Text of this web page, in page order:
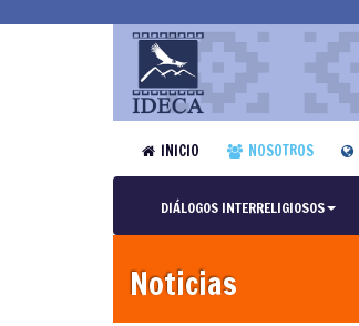
INICIO NOSOTROS
DIÁLOGOS INTERRELIGIOSOS
Noticias